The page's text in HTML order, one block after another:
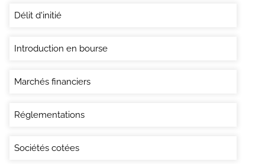
Délit d'initié
Introduction en bourse
Marchés financiers
Réglementations
Sociétés cotées